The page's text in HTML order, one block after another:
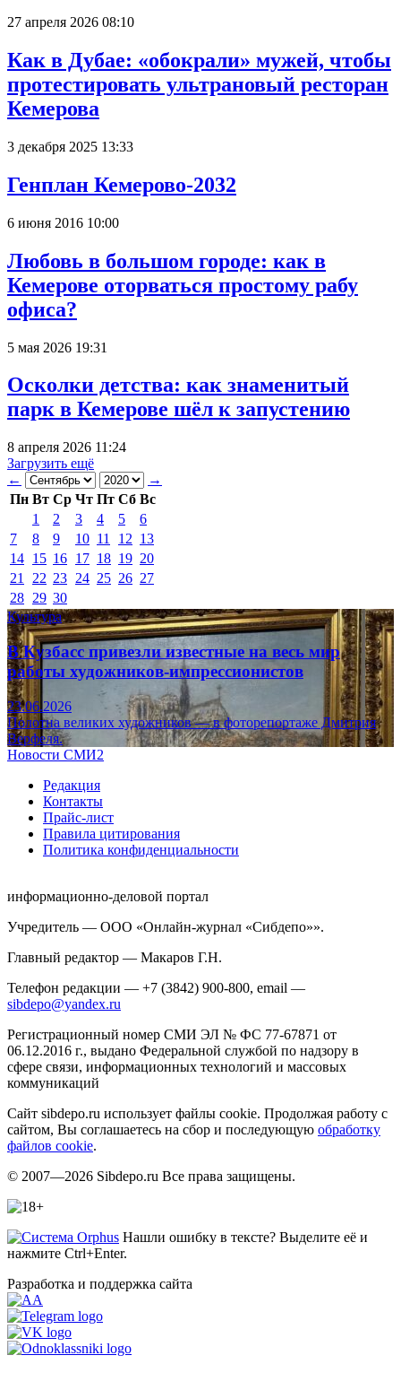
27 апреля 2026 08:10
Как в Дубае: «обокрали» мужей, чтобы
протестировать ультрановый ресторан
Кемерова
3 декабря 2025 13:33
Генплан Кемерово-2032
6 июня 2016 10:00
Любовь в большом городе: как в
Кемерове оторваться простому рабу
офиса?
5 мая 2026 19:31
Осколки детства: как знаменитый
парк в Кемерове шёл к запустению
8 апреля 2026 11:24
Загрузить ещё
←
→
Пн Вт Ср Чт Пт Сб Вс
1
2 3 4 5
6
7
8 9 10 11 12 13
14 15 16 17 18 19 20
21
22 23 24 25 26 27
28 29 30
Культура
В Кузбасс привезли известные на весь мир
работы художников-импрессионистов
23.06.2026
Полотна великих художников — в фоторепортаже Дмитрия
Верфеля.
Новости СМИ2
Редакция
Контакты
Прайс-лист
Правила цитирования
Политика конфиденциальности
информационно-деловой портал
Учредитель — ООО «Онлайн-журнал «Сибдепо»».
Главный редактор — Макаров Г.Н.
Телефон редакции — +7 (3842) 900-800, email —
sibdepo@yandex.ru
Регистрационный номер СМИ ЭЛ № ФС 77-67871 от
06.12.2016 г., выдано Федеральной службой по надзору в
сфере связи, информационных технологий и массовых
коммуникаций
Сайт sibdepo.ru использует файлы cookie. Продолжая работу с
сайтом, Вы соглашаетесь на сбор и последующую обработку
файлов cookie.
© 2007—2026 Sibdepo.ru Все права защищены.
Нашли ошибку в тексте? Выделите её и
нажмите Ctrl+Enter.
Разработка и поддержка сайта